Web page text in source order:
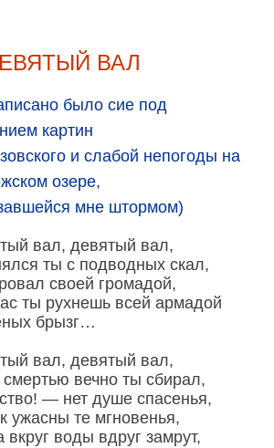
ВАЛ
было сие под
картин
и слабой непогоды на
озере,
мне штормом)
вал, девятый вал,
ты с подводных скал,
своей громадой,
ты рухнешь всей армадой
брызг…
вал, девятый вал,
вечно ты сбирал,
— нет душе спасенья,
ужасны те мгновенья,
вкруг воды вдруг замрут,